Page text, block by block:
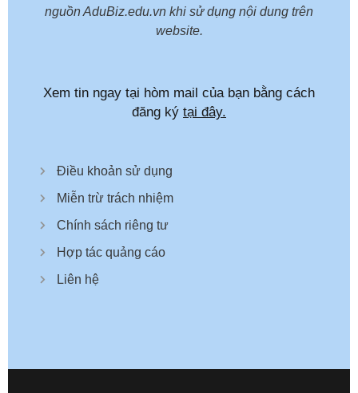
nguồn AduBiz.edu.vn khi sử dụng nội dung trên
website.
Xem tin ngay tại hòm mail của bạn bằng cách
đăng ký tại đây.
Điều khoản sử dụng
Miễn trừ trách nhiệm
Chính sách riêng tư
Hợp tác quảng cáo
Liên hệ